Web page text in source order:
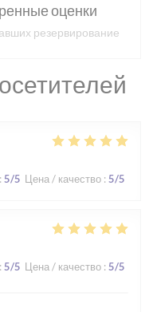
: 5/5 Цена / качество : 5/5
: 5/5 Цена / качество : 5/5
оценки
резервирование